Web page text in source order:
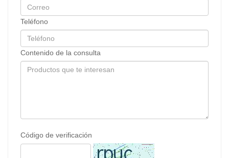
Teléfono
Contenido de la consulta
Código de verificación